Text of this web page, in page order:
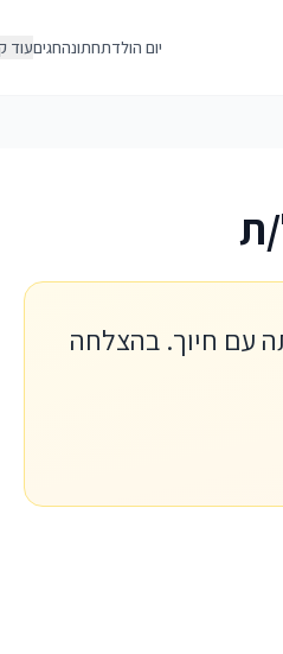
יום הולדתחתונהחגיםעוד
ת
עם חיוך. בהצלחה